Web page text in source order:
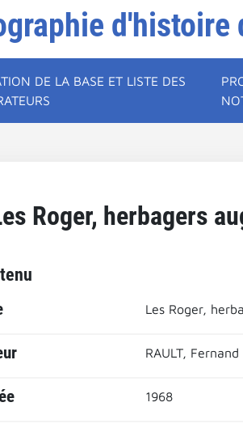
d'histoire
DE LA BASE ET LISTE DES
Roger, herbagers
Les Roger,
RAULT, Fernand
1968